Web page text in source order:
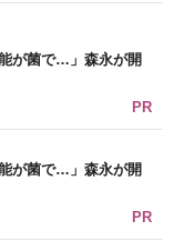
が菌で…」森永が開
PR
が菌で…」森永が開
PR